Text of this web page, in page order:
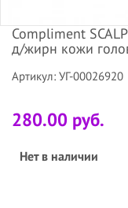
Compliment
д/жирн кожи
Артикул: УГ-00026920
280.00 руб.
Нет в наличии